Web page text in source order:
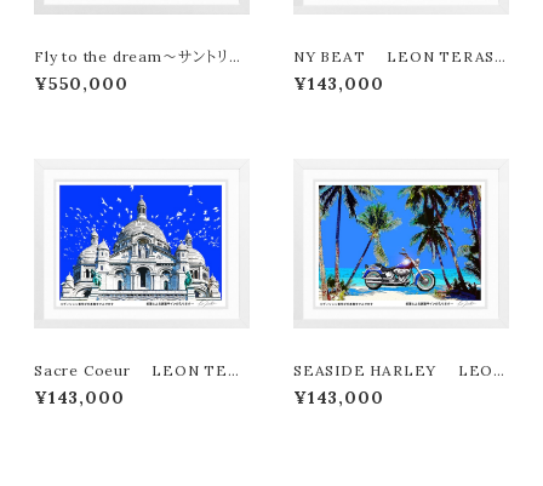
Fly to the dream～サントリー
ニの夏 LEON TERASHIMA
版画作品77作限定（オンライン限
¥550,000
NY BEAT LEON TERASH
IMA版画作品180作限定
¥143,000
Sacre Coeur LEON TER
ASHIMA版画作品180作限定
¥143,000
SEASIDE HARLEY LEON
TERASHIMA版画作品180作
限定
¥143,000